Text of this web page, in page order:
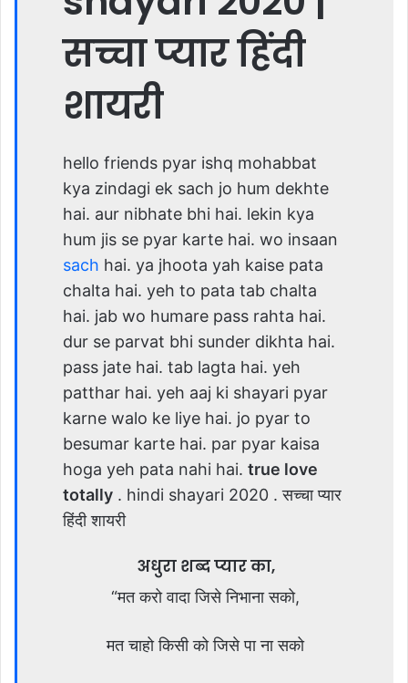
सच्चा प्यार हिंदी
शायरी
hello friends pyar ishq mohabbat
kya zindagi ek sach jo hum dekhte
hai. aur nibhate bhi hai. lekin kya
hum jis se pyar karte hai. wo insaan
sach hai. ya jhoota yah kaise pata
chalta hai. yeh to pata tab chalta
hai. jab wo humare pass rahta hai.
dur se parvat bhi sunder dikhta hai.
pass jate hai. tab lagta hai. yeh
patthar hai. yeh aaj ki shayari pyar
karne walo ke liye hai. jo pyar to
besumar karte hai. par pyar kaisa
hoga yeh pata nahi hai. true love
totally . hindi shayari 2020 . सच्चा प्यार
हिंदी शायरी
अधुरा शब्द प्यार का,
“मत करो वादा जिसे निभाना सको,
मत चाहो किसी को जिसे पा ना सको